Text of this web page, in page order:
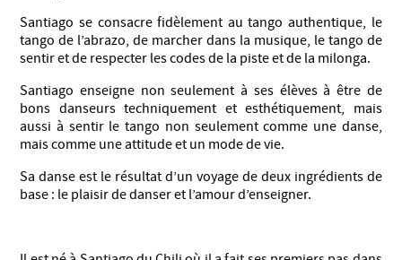
Santiago se consacre fidèlement au tango authentique, le
tango de l’abrazo, de marcher dans la musique, le tango de
sentir et de respecter les codes de la piste et de la milonga.
Santiago enseigne non seulement à ses élèves à être de
bons danseurs techniquement et esthétiquement, mais
aussi à sentir le tango non seulement comme une danse,
mais comme une attitude et un mode de vie.
Sa danse est le résultat d’un voyage de deux ingrédients de
base : le plaisir de danser et l’amour d’enseigner.